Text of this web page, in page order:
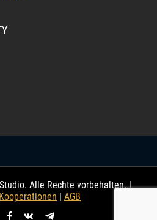
Alle Rechte vorbehalten. |
Kooperationen | AGB